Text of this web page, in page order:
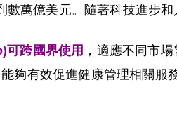
萬億美元。隨著科技進步
可跨國界使用 ，適應不同市
能夠有效促進健康管理相關